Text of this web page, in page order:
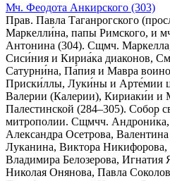
Мч. Феодота Анкирского (303)
Прав. Павла Таганрогского
Маркелли́на, папы Римского, и
Антонина (304). Сщмч.
Сиси́ния и Кириа́ка диаконов,
Сатурни́на, Па́пия и Мавра
Приски́ллы, Луки́ны и Арте́мии
Валерии (Калерии), Кириаки́и и
Палестинской (284–305). Собор
митрополии. Сщмчч. Андрони́ка,
Александра Осетрова,
Луканина, Виктора Никифорова,
Владимира Белозерова,
Николая Онянова, Павла